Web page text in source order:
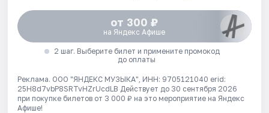
от 300 ₽
на Яндекс Афише
2 шаг. Выберите билет и примените промокод
до оплаты
Реклама. ООО "ЯНДЕКС МУЗЫКА", ИНН: 9705121040 erid:
25H8d7vbP8SRTvHZrUcdLB Действует до 30 сентября 2026
при покупке билетов от 3 000 ₽ на это мероприятие на Яндекс
Афише!